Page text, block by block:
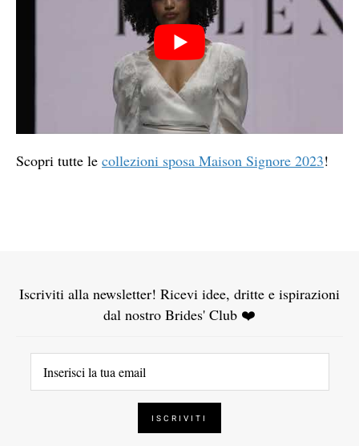
Scopri tutte le collezioni sposa Maison Signore 2023!
Iscriviti alla newsletter! Ricevi idee, dritte e ispirazioni
dal nostro Brides' Club ❤️